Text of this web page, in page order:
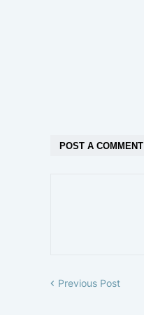
POST A COMMENT
Previous Post